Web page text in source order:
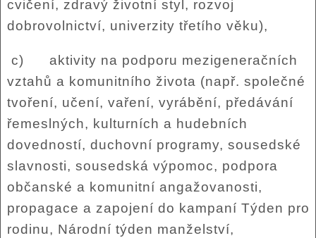
cvičení, zdravý životní styl, rozvoj
dobrovolnictví, univerzity třetího věku),
c) aktivity na podporu mezigeneračních
vztahů a komunitního života (např. společné
tvoření, učení, vaření, vyrábění, předávání
řemeslných, kulturních a hudebních
dovedností, duchovní programy, sousedské
slavnosti, sousedská výpomoc, podpora
občanské a komunitní angažovanosti,
propagace a zapojení do kampaní Týden pro
rodinu, Národní týden manželství,